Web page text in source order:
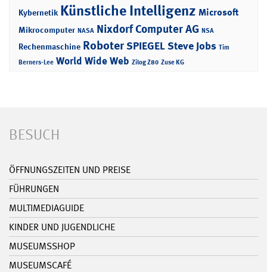
Kybernetik Künstliche Intelligenz Microsoft
Mikrocomputer NASA Nixdorf Computer AG NSA
Rechenmaschine RoboterSPIEGELSteve Jobs Tim
Berners-Lee World Wide Web Zilog Z80 Zuse KG
BESUCH
ÖFFNUNGSZEITEN UND PREISE
FÜHRUNGEN
MULTIMEDIAGUIDE
KINDER UND JUGENDLICHE
MUSEUMSSHOP
MUSEUMSCAFÉ